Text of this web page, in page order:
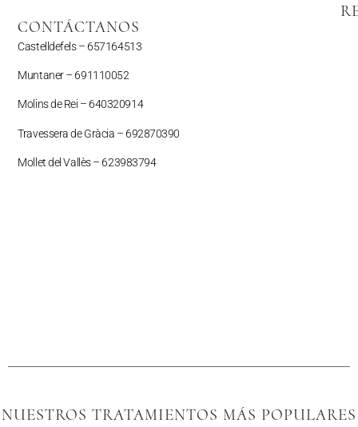
CONTÁCTANOS
Castelldefels –657164513
Muntaner –691110052
Molins de Rei – 640320914
Travessera de Gràcia – 692870390
Mollet del Vallès –623983794
NUESTROS TRATAMIENTOS MÁS POPULARES